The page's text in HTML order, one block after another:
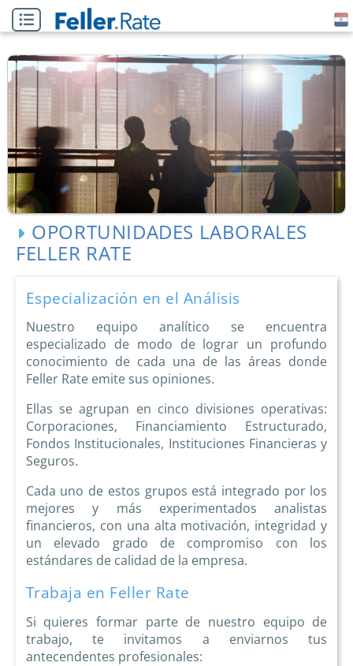
OPORTUNIDADES LABORALES
FELLER RATE
Especialización en el Análisis
Nuestro equipo analítico se encuentra
especializado de modo de lograr un profundo
conocimiento de cada una de las áreas donde
Feller Rate emite sus opiniones.
Ellas se agrupan en cinco divisiones operativas:
Corporaciones, Financiamiento Estructurado,
Fondos Institucionales, Instituciones Financieras y
Seguros.
Cada uno de estos grupos está integrado por los
mejores y más experimentados analistas
financieros, con una alta motivación, integridad y
un elevado grado de compromiso con los
estándares de calidad de la empresa.
Trabaja en Feller Rate
Si quieres formar parte de nuestro equipo de
trabajo, te invitamos a enviarnos tus
antecendentes profesionales: